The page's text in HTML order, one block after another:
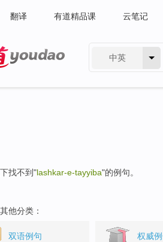
翻译 有道精品课 云笔记
中英
找不到"lashkar-e-tayyiba"的例句。
他分类：
双语例句 权威